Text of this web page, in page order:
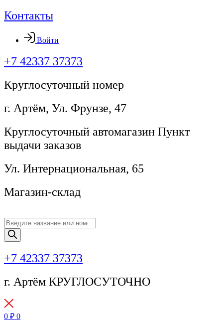
Контакты
Войти
+7 42337 37373
Круглосуточный номер
г. Артём, ​Ул. Фрунзе, 47
Круглосуточный автомагазин Пункт
выдачи заказов
Ул. Интернациональная, 65
Магазин-склад
Поиск
товаров
+7 42337 37373
г. Артём КРУГЛОСУТОЧНО
0 ₽ 0